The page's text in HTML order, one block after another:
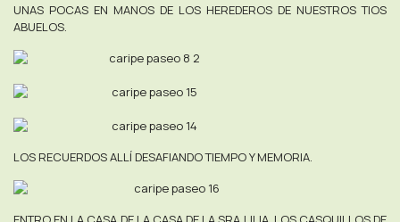
UNAS POCAS EN MANOS DE LOS HEREDEROS DE NUESTROS TIOS
ABUELOS.
LOS RECUERDOS ALLÍ DESAFIANDO TIEMPO Y MEMORIA.